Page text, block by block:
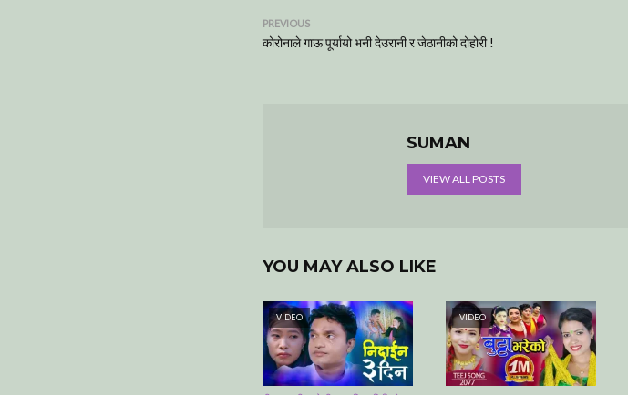
PREVIOUS
कोरोनाले गाऊ पूर्यायो भनी देउरानी र जेठानीको दोहोरी !
SUMAN
VIEW ALL POSTS
YOU MAY ALSO LIKE
VIDEO VIDEO